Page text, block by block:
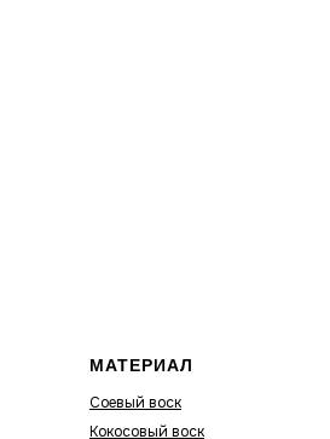
МАТЕРИАЛ
Соевый воск
Кокосовый воск